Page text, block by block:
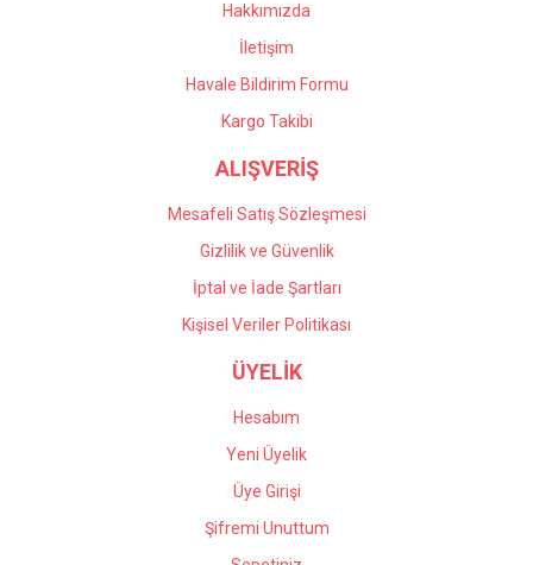
Hakkımızda
İletişim
Havale Bildirim Formu
Kargo Takibi
ALIŞVERİŞ
Mesafeli Satış Sözleşmesi
Gizlilik ve Güvenlik
İptal ve İade Şartları
Kişisel Veriler Politikası
ÜYELİK
Hesabım
Yeni Üyelik
Üye Girişi
Şifremi Unuttum